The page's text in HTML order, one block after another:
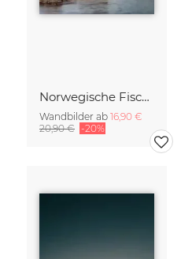
Norwegische Fischerhütten
Wandbilder ab 16,90 €
20,90 € -20%